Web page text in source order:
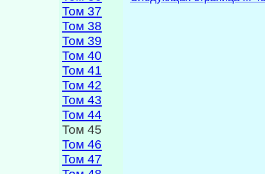
Том 37
Том 38
Том 39
Том 40
Том 41
Том 42
Том 43
Том 44
Том 45
Том 46
Том 47